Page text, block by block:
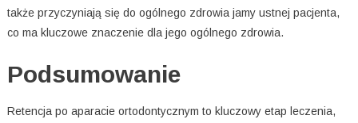
także przyczyniają się do ogólnego zdrowia jamy ustnej pacjenta,
co ma kluczowe znaczenie dla jego ogólnego zdrowia.
Podsumowanie
Retencja po aparacie ortodontycznym to kluczowy etap leczenia,